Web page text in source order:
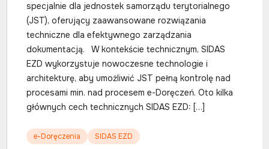
specjalnie dla jednostek samorządu terytorialnego
(JST), oferujący zaawansowane rozwiązania
techniczne dla efektywnego zarządzania
dokumentacją. W kontekście technicznym, SIDAS
EZD wykorzystuje nowoczesne technologie i
architekturę, aby umożliwić JST pełną kontrolę nad
procesami min. nad procesem e-Doręczeń. Oto kilka
głównych cech technicznych SIDAS EZD: […]
e-Doręczenia SIDAS EZD